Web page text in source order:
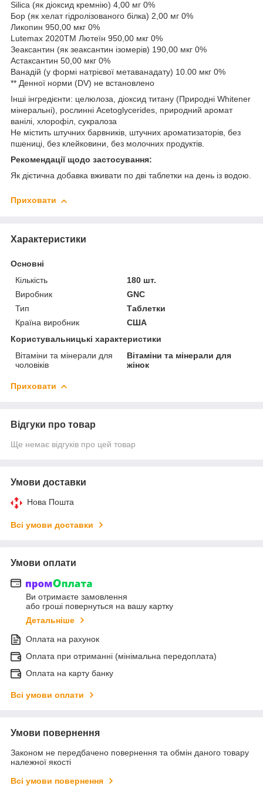
Silica (як діоксид кремнію) 4,00 мг 0%
Бор (як хелат гідролізованого білка) 2,00 мг 0%
Ликопин 950,00 мкг 0%
Lutemax 2020TM Лютеїн 950,00 мкг 0%
Зеаксантин (як зеаксантин ізомерів) 190,00 мкг 0%
Астаксантин 50,00 мкг 0%
Ванадій (у формі натрієвої метаванадату) 10.00 мкг 0%
** Денної норми (DV) не встановлено
Інші інгредієнти: целюлоза, діоксид титану (Природні Whitener
мінеральні), рослинні Acetoglycerides, природний аромат
ванілі, хлорофіл, сукралоза
Не містить штучних барвників, штучних ароматизаторів, без
пшениці, без клейковини, без молочних продуктів.
Рекомендації щодо застосування:
Як дієтична добавка вживати по дві таблетки на день із водою.
Приховати
Характеристики
Основні
Кількість
180 шт.
Виробник
GNC
Тип
Таблетки
Країна виробник
США
Користувальницькі характеристики
Вітаміни та мінерали для
чоловіків
Вітаміни та мінерали для
жінок
Приховати
Відгуки про товар
Ще немає відгуків про цей товар
Умови доставки
Нова Пошта
Всі умови доставки
Умови оплати
Ви отримаєте замовлення
або гроші повернуться на вашу картку
Детальніше
Оплата на рахунок
Оплата при отриманні (мінімальна передоплата)
Оплата на карту банку
Всі умови оплати
Умови повернення
Законом не передбачено повернення та обмін даного товару
належної якості
Всі умови повернення